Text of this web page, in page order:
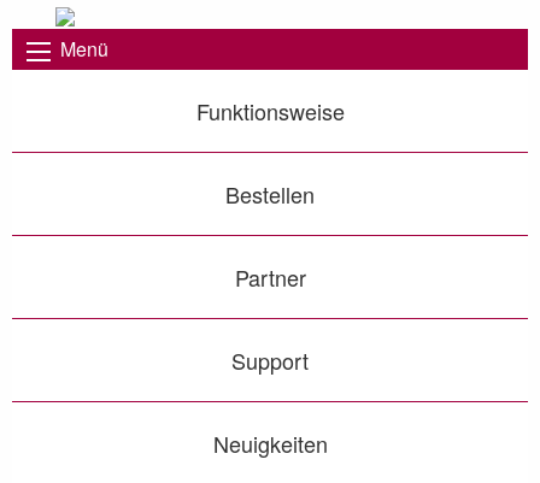
Menü
Funktionsweise
Bestellen
Partner
Support
Neuigkeiten